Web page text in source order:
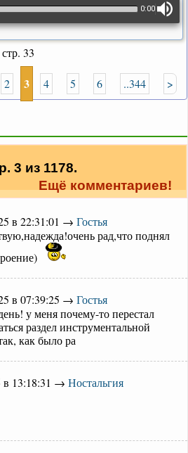
0:00
33
2 3 4 5 6 ..344 >
3 из 1178.
Ещё комментариев!
в 22:31:01 → Гостья
рад,что поднял
в 07:39:25 → Гостья
у меня почему-то перестал
раздел инструментальной
как было ра
в 13:18:31 → Ностальгия